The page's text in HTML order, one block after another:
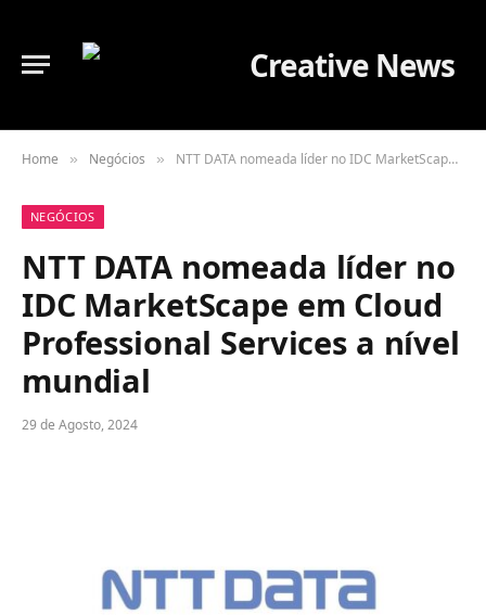
Home » Negócios » NTT DATA nomeada líder no IDC MarketScape em Cloud Professional Services a nível mundial
NEGÓCIOS
NTT DATA nomeada líder no
IDC MarketScape em Cloud
Professional Services a nível
mundial
29 de Agosto, 2024